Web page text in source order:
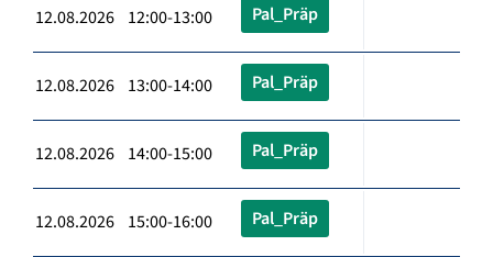
12.08.2026 12:00-13:00 Pal_Präp
12.08.2026 13:00-14:00 Pal_Präp
12.08.2026 14:00-15:00 Pal_Präp
12.08.2026 15:00-16:00 Pal_Präp